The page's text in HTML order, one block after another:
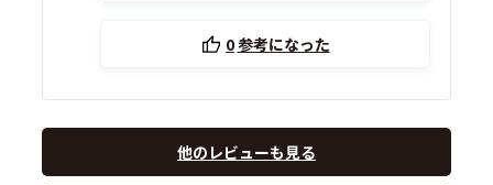
0参考になった
他のレビューも見る